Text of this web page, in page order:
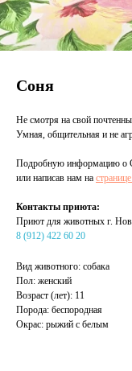
Соня
Не смотря на свой
Умная, общительная и не
Подробную информацию о
или написав нам на
Контакты приюта:
Приют для животных г.
8 (912) 422 60 20
Вид животного: собака
Пол: женский
Возраст (лет): 11
Порода: беспородная
Окрас: рыжий с белым